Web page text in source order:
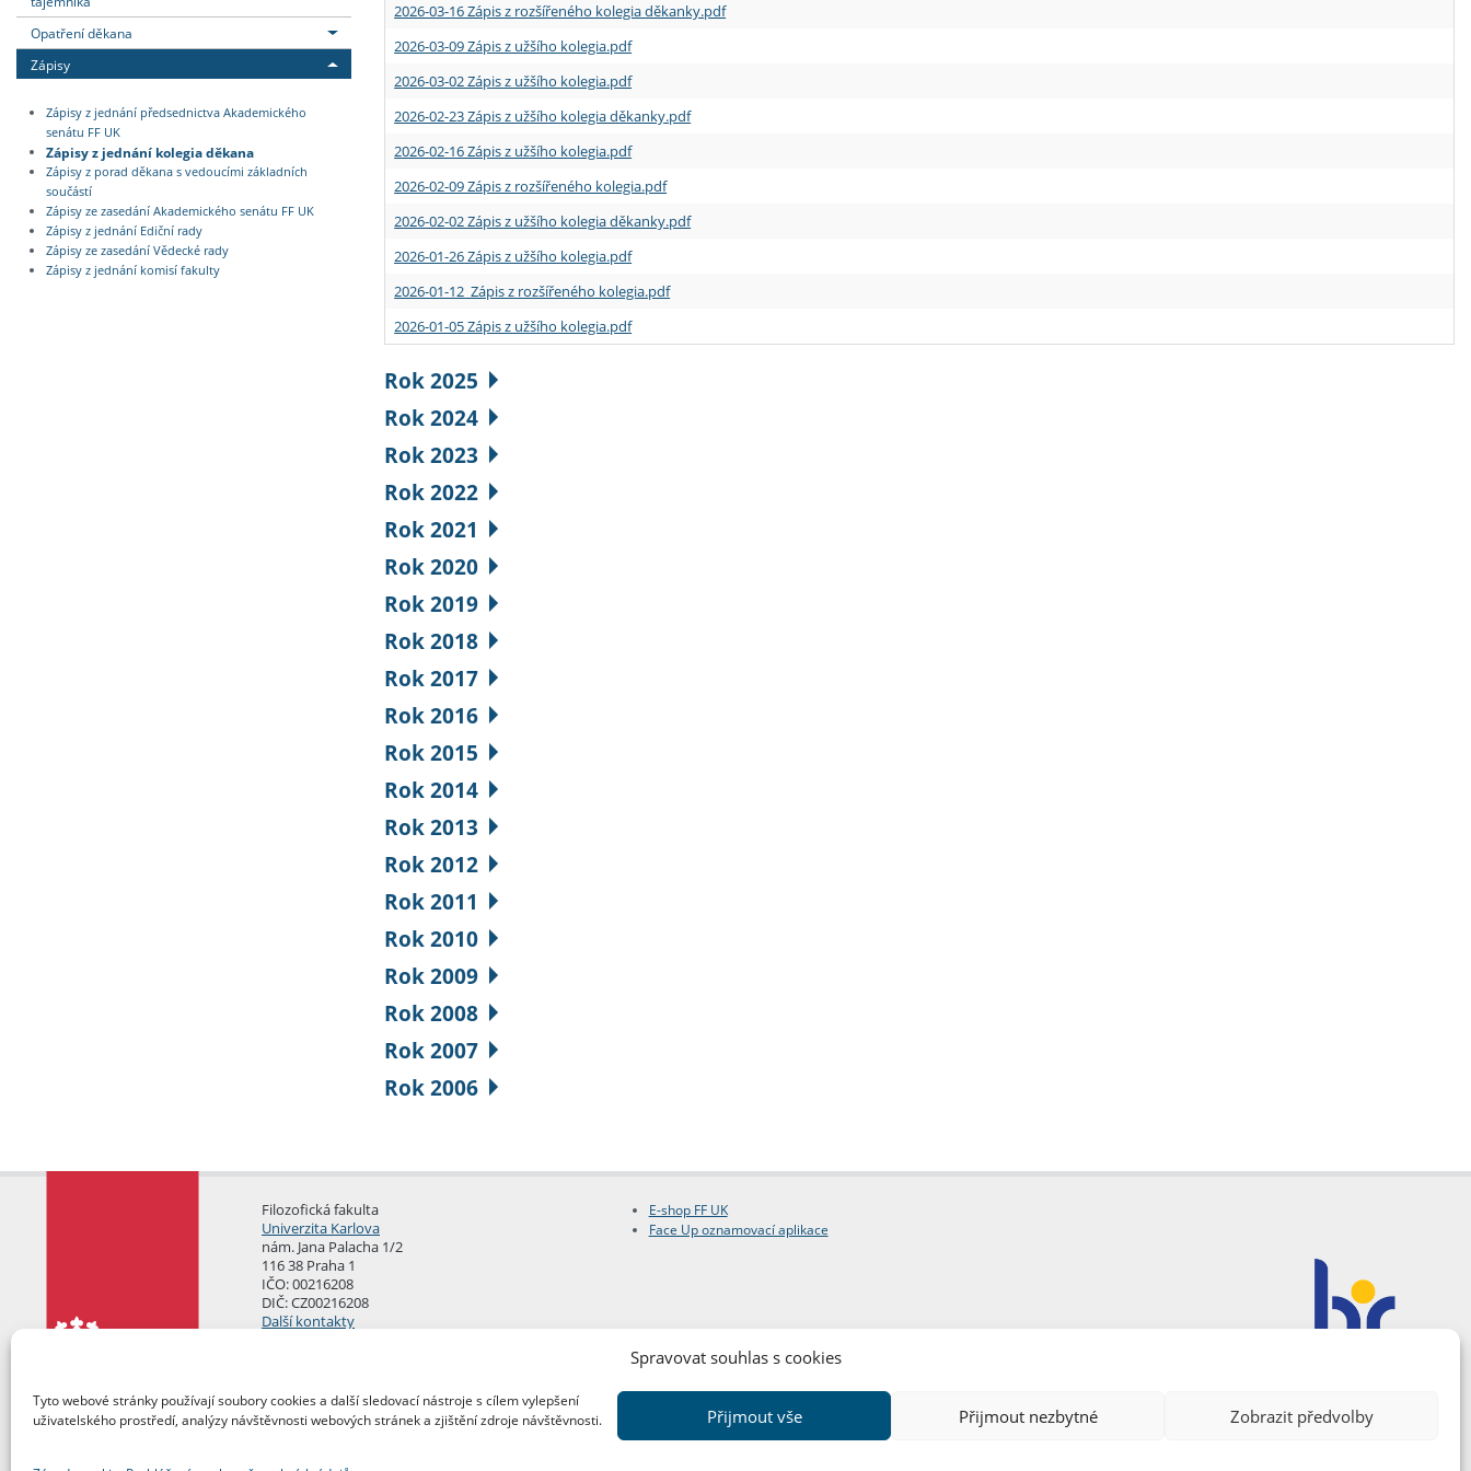
Spravovat souhlas s cookies
Tyto webové stránky používají soubory cookies a další sledovací nástroje s cílem vylepšení
uživatelského prostředí, analýzy návštěvnosti webových stránek a zjištění zdroje návštěvnosti.
Přijmout vše Přijmout nezbytné Zobrazit předvolby
Opatření děkana
Zápisy
Zápisy z jednání předsednictva Akademického
senátu FF UK
Zápisy z jednání kolegia děkana
Zápisy z porad děkana s vedoucími základních
součástí
Zápisy ze zasedání Akademického senátu FF UK
Zápisy z jednání Ediční rady
Zápisy ze zasedání Vědecké rady
Zápisy z jednání komisí fakulty
2026-03-16 Zápis z rozšířeného kolegia děkanky.pdf
2026-03-09 Zápis z užšího kolegia.pdf
2026-03-02 Zápis z užšího kolegia.pdf
2026-02-23 Zápis z užšího kolegia děkanky.pdf
2026-02-16 Zápis z užšího kolegia.pdf
2026-02-09 Zápis z rozšířeného kolegia.pdf
2026-02-02 Zápis z užšího kolegia děkanky.pdf
2026-01-26 Zápis z užšího kolegia.pdf
2026-01-12 Zápis z rozšířeného kolegia.pdf
2026-01-05 Zápis z užšího kolegia.pdf
Rok 2025
Rok 2024
Rok 2023
Rok 2022
Rok 2021
Rok 2020
Rok 2019
Rok 2018
Rok 2017
Rok 2016
Rok 2015
Rok 2014
Rok 2013
Rok 2012
Rok 2011
Rok 2010
Rok 2009
Rok 2008
Rok 2007
Rok 2006
Filozofická fakulta
Univerzita Karlova
nám. Jana Palacha 1/2
116 38 Praha 1
IČO: 00216208
DIČ: CZ00216208
Další kontakty
E-shop FF UK
Face Up oznamovací aplikace